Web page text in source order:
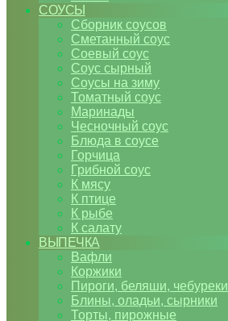
СОУСЫ
Сборник соусов
Сметанный соус
Соевый соус
Соус сырный
Соусы на зиму
Томатный соус
Маринады
Чесночный соус
Блюда в соусе
Горчица
Грибной соус
К мясу
К птице
К рыбе
К салату
ВЫПЕЧКА
Вафли
Коржики
Пироги, беляши, чебуреки
Блины, оладьи, сырники
Торты, пирожные